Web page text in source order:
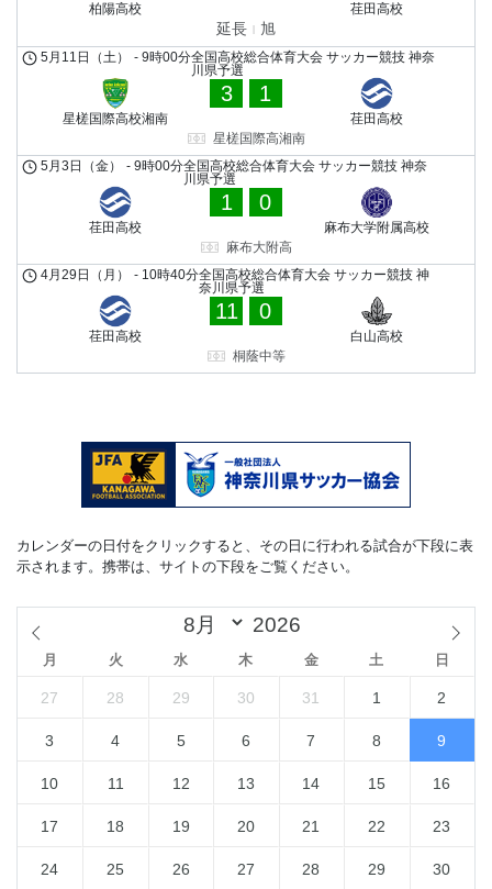
柏陽高校 荏田高校
延長 旭
全国高校総合体育大会 サッカー競技 神奈
川県予選
5月11日（土） - 9時00分
星槎国際高校湘南
3 1
荏田高校
星槎国際高湘南
全国高校総合体育大会 サッカー競技 神奈
川県予選
5月3日（金） - 9時00分
荏田高校
1 0
麻布大学附属高校
麻布大附高
全国高校総合体育大会 サッカー競技 神
奈川県予選
4月29日（月） - 10時40分
荏田高校
11 0
白山高校
桐蔭中等
カレンダーの日付をクリックすると、その日に行われる試合が下段に表
示されます。携帯は、サイトの下段をご覧ください。
月 火 水 木 金 土 日
27 28 29 30 31 1 2
3 4 5 6 7 8 9
10 11 12 13 14 15 16
17 18 19 20 21 22 23
24 25 26 27 28 29 30